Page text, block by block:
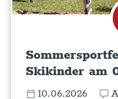
Skikinder am
10.06.2026